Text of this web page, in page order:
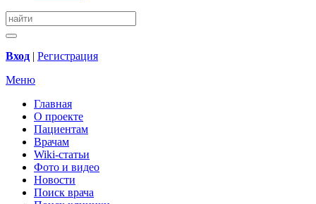
Вход | Регистрация
Меню
Главная
О проекте
Пациентам
Врачам
Wiki-статьи
Фото и видео
Новости
Поиск врача